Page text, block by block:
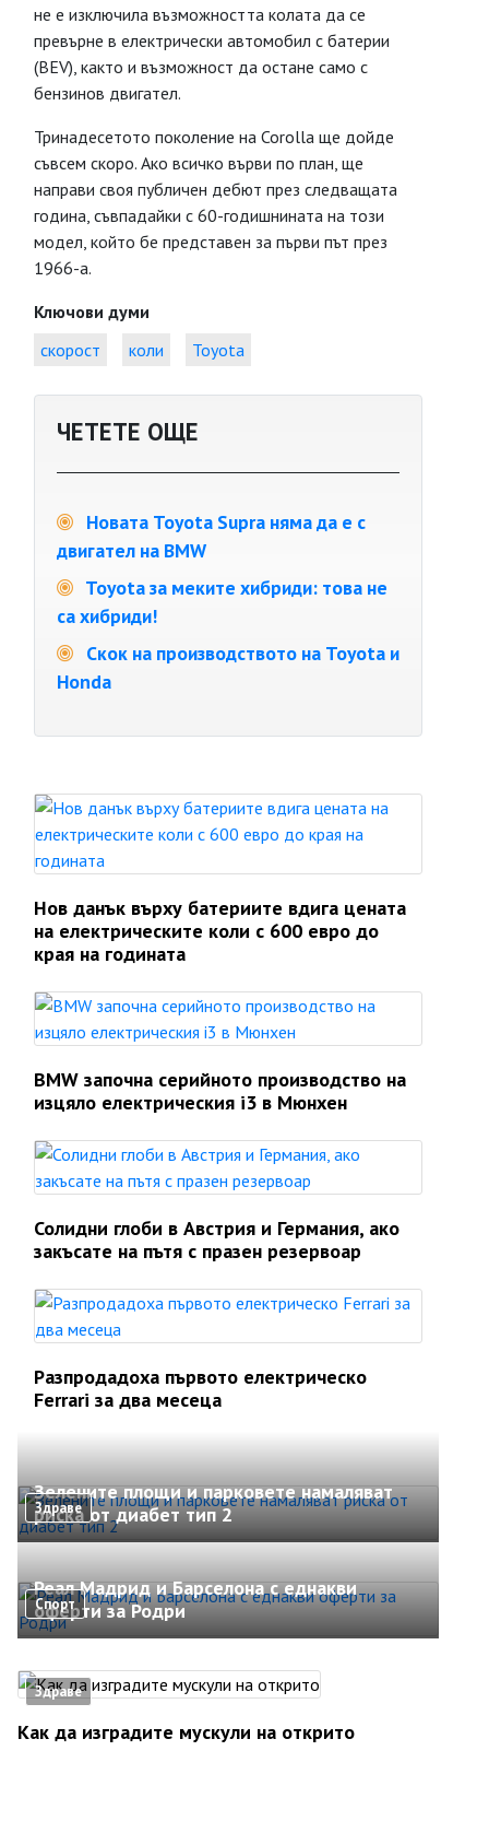
не е изключила възможността колата да се
превърне в електрически автомобил с батерии
(BEV), както и възможност да остане само с
бензинов двигател.
Тринадесетото поколение на Corolla ще дойде
съвсем скоро. Ако всичко върви по план, ще
направи своя публичен дебют през следващата
година, съвпадайки с 60-годишнината на този
модел, който бе представен за първи път през
1966-а.
Ключови думи
скорост
коли Toyota
ЧЕТЕТЕ ОЩЕ
Новата Toyota Supra няма да е с
двигател на BMW
Toyota за меките хибриди: това не
са хибриди!
Скок на производството на Toyota и
Honda
Нов данък върху батериите вдига цената
на електрическите коли с 600 евро до
края на годината
BMW започна серийното производство на
изцяло електрическия i3 в Мюнхен
Солидни глоби в Австрия и Германия, ако
закъсате на пътя с празен резервоар
Разпродадоха първото електрическо
Ferrari за два месеца
Здраве
Зелените площи и парковете намаляват
риска от диабет тип 2
Спорт
Реал Мадрид и Барселона с еднакви
оферти за Родри
Здраве
Как да изградите мускули на открито